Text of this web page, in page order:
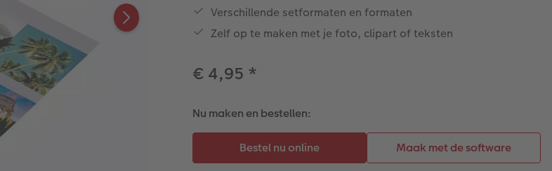
Verschillende setformaten en formaten
Zelf op te maken met je foto, clipart of teksten
€ 4,95 *
Nu maken en bestellen: